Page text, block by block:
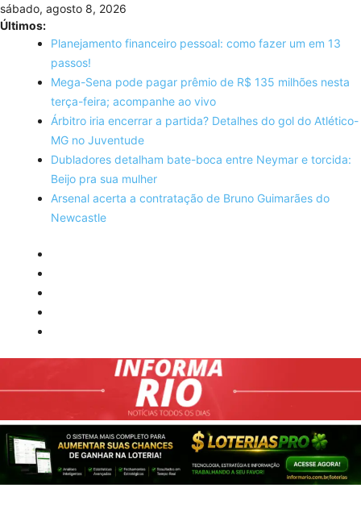
Skip
to
content
sábado, agosto 8, 2026
Últimos:
Planejamento financeiro pessoal: como fazer um em 13
passos!
Mega-Sena pode pagar prêmio de R$ 135 milhões nesta
terça-feira; acompanhe ao vivo
Árbitro iria encerrar a partida? Detalhes do gol do Atlético-
MG no Juventude
Dubladores detalham bate-boca entre Neymar e torcida:
Beijo pra sua mulher
Arsenal acerta a contratação de Bruno Guimarães do
Newcastle